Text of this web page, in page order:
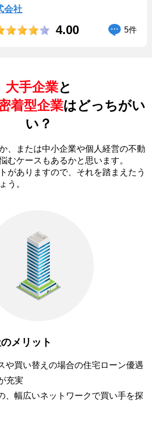
会社
4.00 5件
大手企業と
着型企業はどっちがい
い？
、または中小企業や個人経営の不動
むケースもあるかと思います。
がありますので、それを踏まえたう
う。
メリット
や買い替えの場合の住宅ローン優遇
充実
、幅広いネットワークで買い手を探